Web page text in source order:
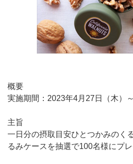
概要
実施期間：2023年4月27日（木）
主旨
一日分の摂取目安ひとつかみのく
るみケースを抽選で100名様にプレ